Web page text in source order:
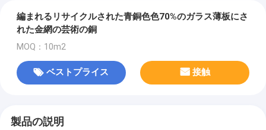
編まれるリサイクルされた青銅色色70%のガラス薄板にさ
れた金網の芸術の銅
MOQ：10m2
ベストプライス 接触
製品の説明